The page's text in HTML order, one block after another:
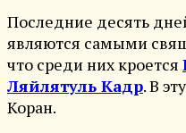
Последние десять
являются самыми
что среди них кроется
Ляйлятуль Кадр. В
Коран.